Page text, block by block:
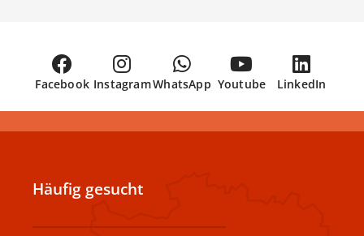
Facebook InstagramWhatsApp Youtube LinkedIn
Häufig gesucht